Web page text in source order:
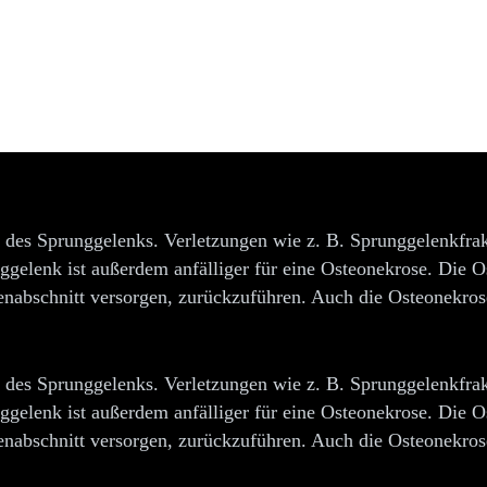
Sprunggelenks. Verletzungen wie z. B.
ist außerdem anfälliger für eine Osteonekrose. Die
versorgen, zurückzuführen. Auch die
Sprunggelenks. Verletzungen wie z. B.
ist außerdem anfälliger für eine Osteonekrose. Die
versorgen, zurückzuführen. Auch die